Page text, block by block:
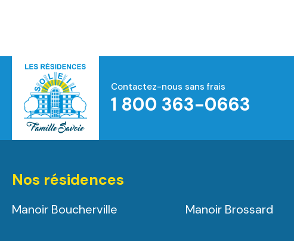
Accueil
Contactez-nous sans frais
1 800 363-0663
Nos résidences
Manoir Boucherville Manoir Brossard